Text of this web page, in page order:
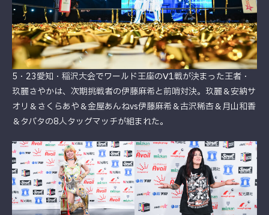
5・23愛知・稲沢大会でワールド王座のⅤ1戦が決まった王者・
玖麗さやかは、次期挑戦者の伊藤麻希と前哨対決。玖麗＆安納サ
オリ＆さくらあや＆金屋あんねvs伊藤麻希＆古沢稀杏＆月山和香
＆タバタの8人タッグマッチが組まれた。